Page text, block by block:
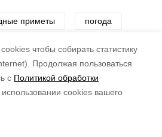
чтобы собирать статистику
Продолжая пользоваться
с Политикой обработки
использовании cookies вашего
на наш Telegram
в районе. Самая актуальная
приметы погода